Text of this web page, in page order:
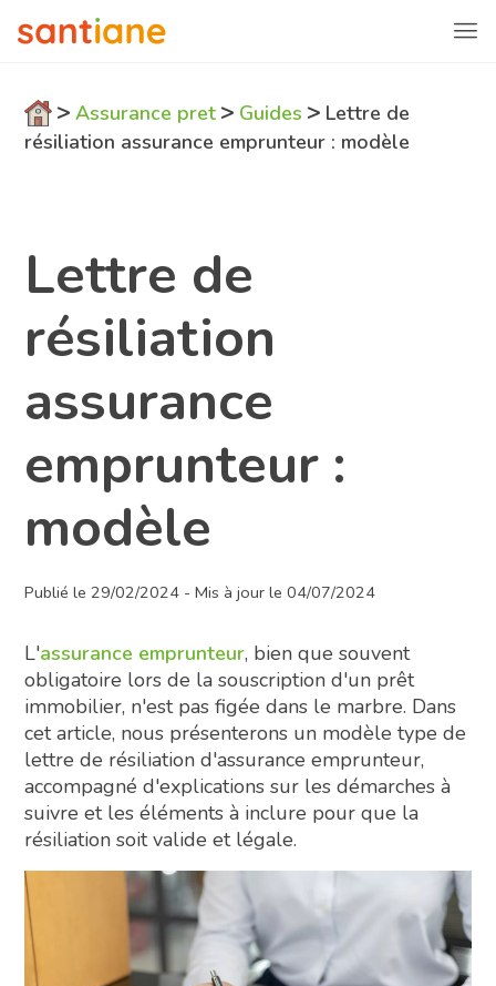
> Assurance pret> Guides > Lettre de
résiliation assurance emprunteur : modèle
Lettre de
résiliation
assurance
emprunteur :
modèle
Publié le 29/02/2024 - Mis à jour le 04/07/2024
L'assurance emprunteur, bien que souvent
obligatoire lors de la souscription d'un prêt
immobilier, n'est pas figée dans le marbre. Dans
cet article, nous présenterons un modèle type de
lettre de résiliation d'assurance emprunteur,
accompagné d'explications sur les démarches à
suivre et les éléments à inclure pour que la
résiliation soit valide et légale.